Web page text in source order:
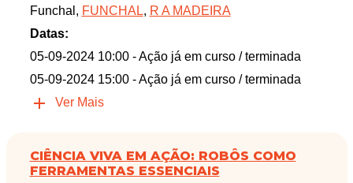
Funchal, FUNCHAL, R A MADEIRA
Datas:
05-09-2024 10:00 - Ação já em curso / terminada
05-09-2024 15:00 - Ação já em curso / terminada
Ver Mais
CIÊNCIA VIVA EM AÇÃO: ROBÔS COMO
FERRAMENTAS ESSENCIAIS